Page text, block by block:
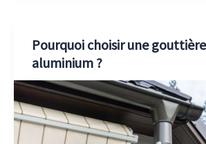
Pourquoi choisir une
aluminium ?